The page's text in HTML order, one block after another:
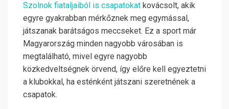
Szolnok fiataljaiból is csapatokat kovácsolt, akik
egyre gyakrabban mérkőznek meg egymással,
játszanak barátságos meccseket. Ez a sport már
Magyarország minden nagyobb városában is
megtalálható, mivel egyre nagyobb
közkedveltségnek örvend, így előre kell egyeztetni
a klubokkal, ha esténként játszani szeretnének a
csapatok.